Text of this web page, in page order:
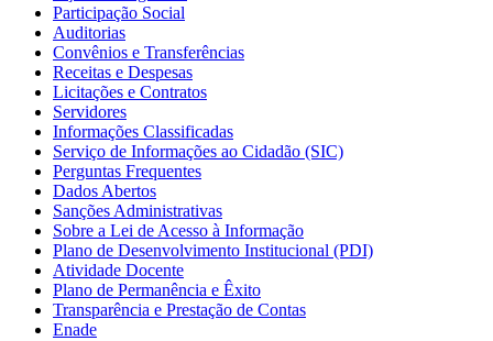
Participação Social
Auditorias
Convênios e Transferências
Receitas e Despesas
Licitações e Contratos
Servidores
Informações Classificadas
Serviço de Informações ao Cidadão (SIC)
Perguntas Frequentes
Dados Abertos
Sanções Administrativas
Sobre a Lei de Acesso à Informação
Plano de Desenvolvimento Institucional (PDI)
Atividade Docente
Plano de Permanência e Êxito
Transparência e Prestação de Contas
Enade